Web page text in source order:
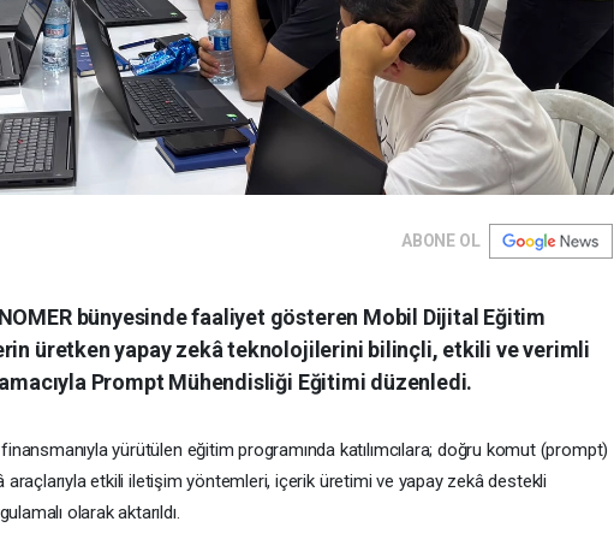
ABONE OL
bünyesinde faaliyet gösteren Mobil Dijital Eğitim
üretken yapay zekâ teknolojilerini bilinçli, etkili ve verimli
Prompt Mühendisliği Eğitimi düzenledi.
yürütülen eğitim programında katılımcılara; doğru komut (prompt)
etkili iletişim yöntemleri, içerik üretimi ve yapay zekâ destekli
olarak aktarıldı.